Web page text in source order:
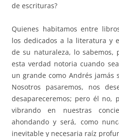
de escrituras?
Quienes habitamos entre
los dedicados a la literatura y
de su naturaleza, lo sabemos,
esta verdad notoria cuando
un grande como Andrés jamás
Nosotros pasaremos, nos
desapareceremos; pero él no,
vibrando en nuestras
ahondando y será, como
inevitable y necesaria raíz